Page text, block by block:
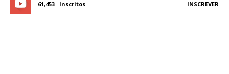
61,453 Inscritos INSCREVER